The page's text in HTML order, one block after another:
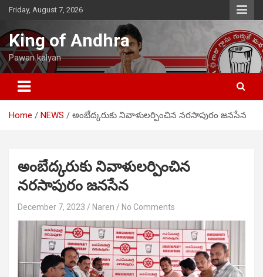
Skip
content
Friday, August 7, 2026
King of Andhra
Pawan kalyan
Home NEWS అంబేద్కరుకు నివాళులర్పించిన నరసాపురం జనసేన
అంబేద్కరుకు నివాళులర్పించిన
నరసాపురం జనసేన
December 7, 2023 Naren No Comments